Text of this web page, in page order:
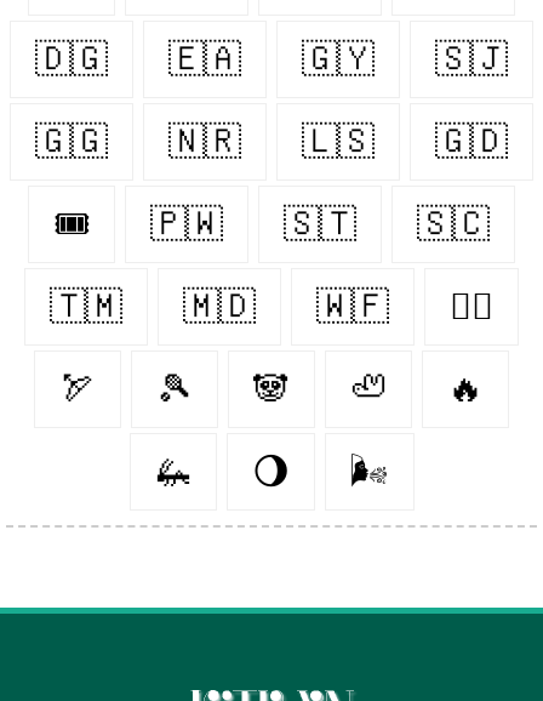
🇩🇬 🇪🇦 🇬🇾 🇸🇯
🇬🇬 🇳🇷 🇱🇸 🇬🇩
🎟 🇵🇼 🇸🇹 🇸🇨
🇹🇲 🇲🇩 🇼🇫 👨‍⚖️
🏹 🎾 🐼 🦥 🔥
🦗 🌖 🌬️